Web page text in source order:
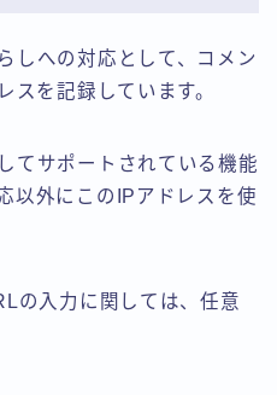
しへの対応として、コメン
スを記録しています。
てサポートされている機能
以外にこのIPアドレスを使
の入力に関しては、任意